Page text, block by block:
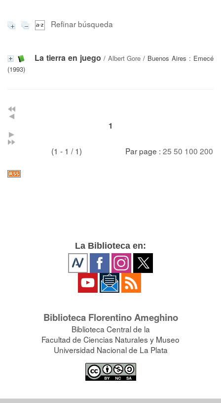
Refinar búsqueda
La tierra en juego / Albert Gore / Buenos Aires : Emecé
(1993)
1
(1 - 1 / 1) Par page : 25 50 100 200
La Biblioteca en:
Biblioteca Florentino Ameghino
Biblioteca Central de la
Facultad de Ciencias Naturales y Museo
Universidad Nacional de La Plata